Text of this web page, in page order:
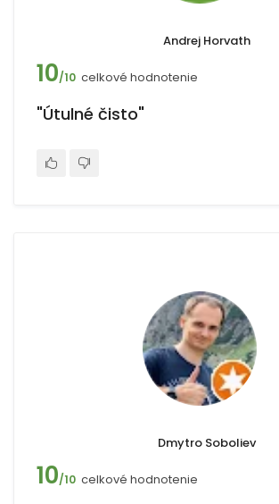
Andrej Horvath
10/10 celkové hodnotenie
"Útulné čisto"
Dmytro Soboliev
10/10 celkové hodnotenie